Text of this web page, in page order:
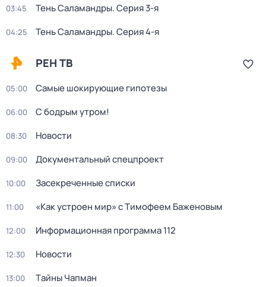
03:45 Тень Саламандры. Серия 3-я
04:25 Тень Саламандры. Серия 4-я
РЕН ТВ
05:00 Самые шoкиpующие гипотезы
06:00 С бодрым утром!
08:30 Новости
09:00 Документальный спецпроект
10:00 Заcекрeченные списки
11:00 «Как устроен мир» с Тимофеем Баженовым
12:00 Информационная программа 112
12:30 Новости
13:00 Тaйны Чапман